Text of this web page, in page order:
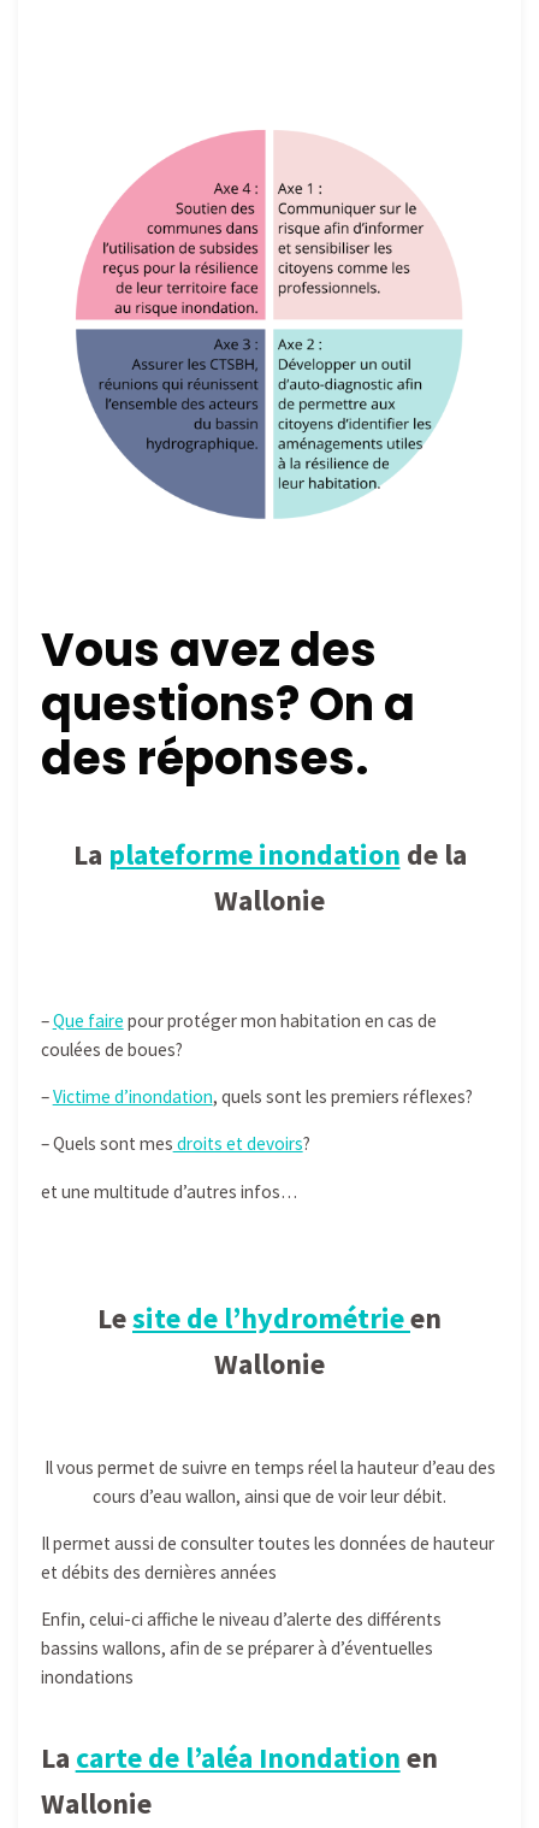
Vous avez des
questions? On a
des réponses.
La plateforme inondation de la
Wallonie
–Que faire pour protéger mon habitation en cas de
coulées de boues?
–Victime d’inondation, quels sont les premiers réflexes?
– Quels sont mes droits et devoirs?
et une multitude d’autres infos…
Lesite de l’hydrométrieen
Wallonie
Il vous permet de suivre en temps réel la hauteur d’eau des
cours d’eau wallon, ainsi que de voir leur débit.
Il permet aussi de consulter toutes les données de hauteur
et débits des dernières années
Enfin, celui-ci affiche le niveau d’alerte des différents
bassins wallons, afin de se préparer à d’éventuelles
inondations
La carte de l’aléa Inondationen
Wallonie